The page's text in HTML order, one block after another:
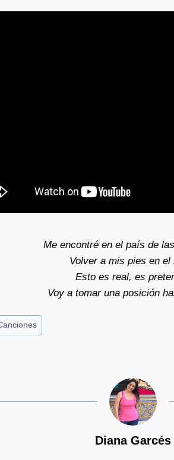
Me encontré en el país de
Volver a mis pies en el
Esto es real, es
Voy a tomar una posición
Diana Garcés